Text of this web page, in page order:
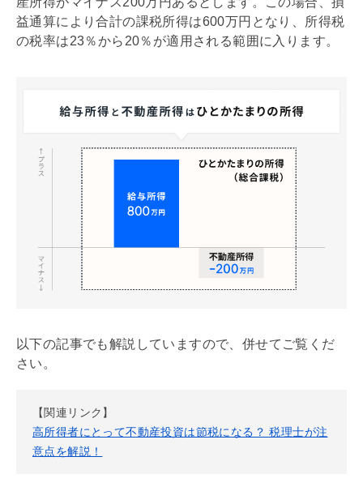
益通算により合計の課税所得は600万円となり、所得税
の税率は23％から20％が適用される範囲に入ります。
以下の記事でも解説していますので、併せてご覧くだ
さい。
【関連リンク】
高所得者にとって不動産投資は節税になる？ 税理士が注
意点を解説！